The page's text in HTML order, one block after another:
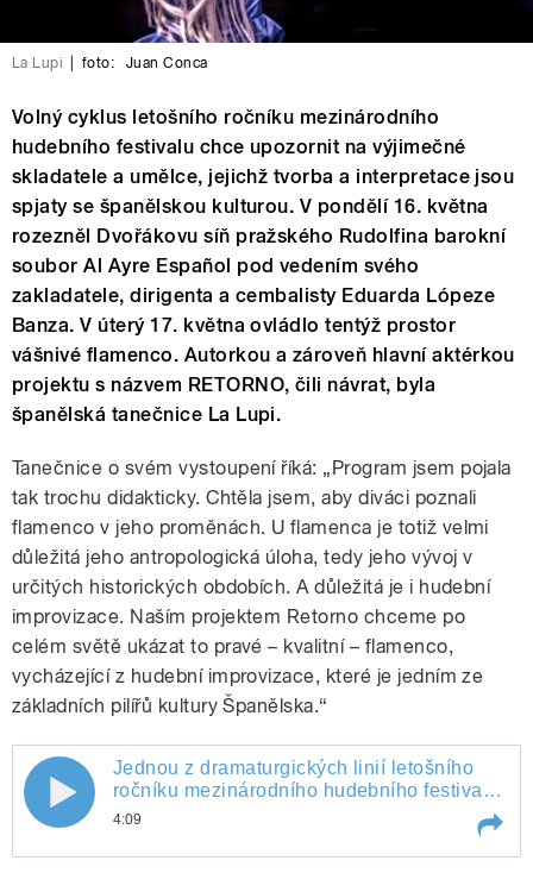
La Lupi foto: Juan Conca
Volný cyklus letošního ročníku mezinárodního
hudebního festivalu chce upozornit na výjimečné
skladatele a umělce, jejichž tvorba a interpretace jsou
spjaty se španělskou kulturou. V pondělí 16. května
rozezněl Dvořákovu síň pražského Rudolfina barokní
soubor Al Ayre Español pod vedením svého
zakladatele, dirigenta a cembalisty Eduarda Lópeze
Banza. V úterý 17. května ovládlo tentýž prostor
vášnivé flamenco. Autorkou a zároveň hlavní aktérkou
projektu s názvem RETORNO, čili návrat, byla
španělská tanečnice La Lupi.
Tanečnice o svém vystoupení říká: „Program jsem pojala
tak trochu didakticky. Chtěla jsem, aby diváci poznali
flamenco v jeho proměnách. U flamenca je totiž velmi
důležitá jeho antropologická úloha, tedy jeho vývoj v
určitých historických obdobích. A důležitá je i hudební
improvizace. Naším projektem Retorno chceme po
celém světě ukázat to pravé – kvalitní – flamenco,
vycházející z hudební improvizace, které je jedním ze
základních pilířů kultury Španělska.“
Jednou z dramaturgických linií
letošního ročníku mezinárodního
Jednou z dramaturgických linií letošního
ročníku mezinárodního hudebního festivalu
Pražské jaro je španělská hudba. Více v
4:09